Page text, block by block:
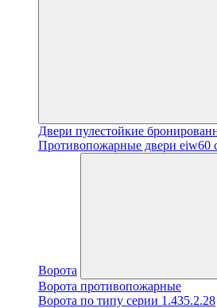
Двери пулестойкие
Противопожарные двери eiw60
Ворота
Ворота противопожарные
Ворота по типу серии 1.435.2.28